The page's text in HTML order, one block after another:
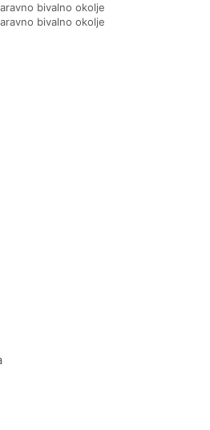
bivalno okolje
bivalno okolje